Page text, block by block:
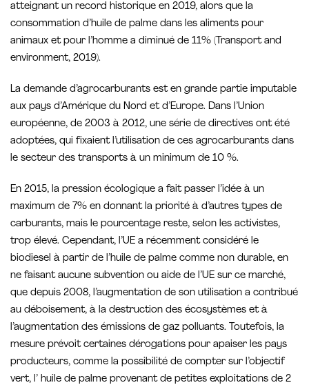
atteignant un record historique en 2019, alors que la
consommation d’huile de palme dans les aliments pour
animaux et pour l’homme a diminué de 11% (Transport and
environment, 2019).
La demande d’agrocarburants est en grande partie imputable
aux pays d’Amérique du Nord et d’Europe. Dans l’Union
européenne, de 2003 à 2012, une série de directives ont été
adoptées, qui fixaient l’utilisation de ces agrocarburants dans
le secteur des transports à un minimum de 10 %.
En 2015, la pression écologique a fait passer l’idée à un
maximum de 7% en donnant la priorité à d’autres types de
carburants, mais le pourcentage reste, selon les activistes,
trop élevé. Cependant, l’UE a récemment considéré le
biodiesel à partir de l’huile de palme comme non durable, en
ne faisant aucune subvention ou aide de l’UE sur ce marché,
que depuis 2008, l’augmentation de son utilisation a contribué
au déboisement, à la destruction des écosystèmes et à
l’augmentation des émissions de gaz polluants. Toutefois, la
mesure prévoit certaines dérogations pour apaiser les pays
producteurs, comme la possibilité de compter sur l’objectif
vert, l’ huile de palme provenant de petites exploitations de 2